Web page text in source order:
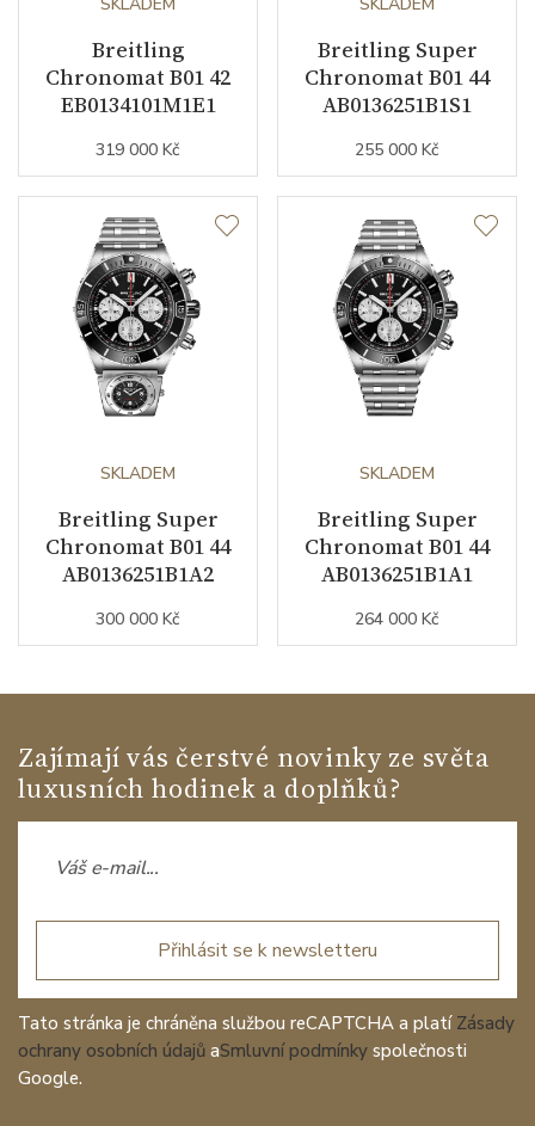
Váha (g) 100.00
Modelová řada Chronomat
Breitling
Chronomat B01 42
EB0134101M1E1
319 000 Kč
Breitling Super
Chronomat B01 44
AB0136251B1S1
255 000 Kč
SKLADEM
Breitling Super
Chronomat B01 44
AB0136251B1A2
300 000 Kč
SKLADEM
Breitling Super
Chronomat B01 44
AB0136251B1A1
264 000 Kč
Zajímají vás čerstvé novinky ze světa
luxusních hodinek a doplňků?
Přihlásit se k newsletteru
Tato stránka je chráněna službou reCAPTCHA a platí Zásady
ochrany osobních údajů aSmluvní podmínky společnosti
Google.